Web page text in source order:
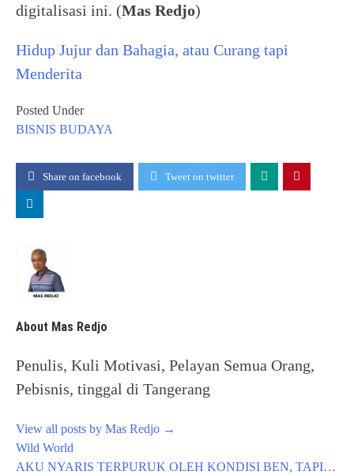
digitalisasi ini. (Mas Redjo)
Hidup Jujur dan Bahagia, atau Curang tapi
Menderita
Posted Under
BISNIS BUDAYA
Share on facebook Tweet on twitter
About Mas Redjo
Penulis, Kuli Motivasi, Pelayan Semua Orang,
Pebisnis, tinggal di Tangerang
View all posts by Mas Redjo →
Post
navigation
Wild World
AKU NYARIS TERPURUK OLEH KONDISI BEN, TAPI…